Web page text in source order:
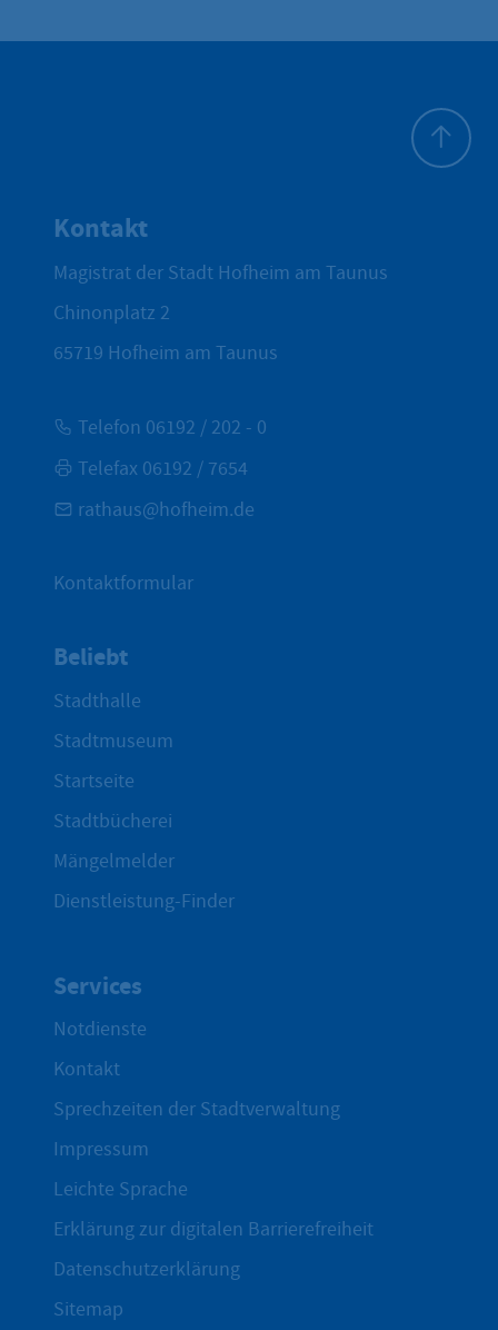
Kontakt
Magistrat der Stadt Hofheim am Taunus
Chinonplatz 2
65719 Hofheim am Taunus
Telefon 06192 / 202 - 0
Telefax 06192 / 7654
rathaus@hofheim.de
Kontaktformular
Beliebt
Stadthalle
Stadtmuseum
Startseite
Stadtbücherei
Mängelmelder
Dienstleistung-Finder
Services
Notdienste
Kontakt
Sprechzeiten der Stadtverwaltung
Impressum
Leichte Sprache
Erklärung zur digitalen Barrierefreiheit
Datenschutzerklärung
Sitemap